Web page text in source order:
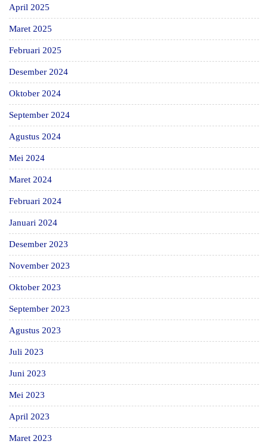
April 2025
Maret 2025
Februari 2025
Desember 2024
Oktober 2024
September 2024
Agustus 2024
Mei 2024
Maret 2024
Februari 2024
Januari 2024
Desember 2023
November 2023
Oktober 2023
September 2023
Agustus 2023
Juli 2023
Juni 2023
Mei 2023
April 2023
Maret 2023